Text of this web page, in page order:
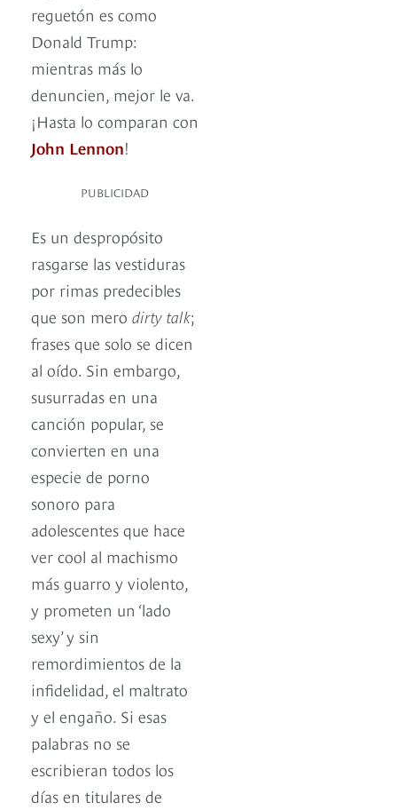
reguetón es como
Donald Trump:
mientras más lo
denuncien, mejor le va.
¡Hasta lo comparan con
John Lennon!
PUBLICIDAD
Es un despropósito
rasgarse las vestiduras
por rimas predecibles
que son mero dirty talk;
frases que solo se dicen
al oído. Sin embargo,
susurradas en una
canción popular, se
convierten en una
especie de porno
sonoro para
adolescentes que hace
ver cool al machismo
más guarro y violento,
y prometen un ‘lado
sexy’ y sin
remordimientos de la
infidelidad, el maltrato
y el engaño. Si esas
palabras no se
escribieran todos los
días en titulares de